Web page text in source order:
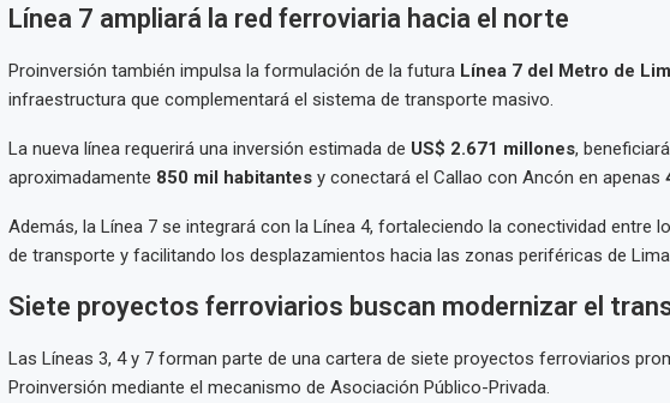
Línea 7 ampliará la red ferroviaria hacia el norte
Proinversión también impulsa la formulación de la futura Línea 7 del Metro de
infraestructura que complementará el sistema de transporte masivo.
La nueva línea requerirá una inversión estimada de US$ 2.671 millones,
aproximadamente 850 mil habitantesy conectará el Callao con Ancón en apenas
Además, la Línea 7 se integrará con la Línea 4, fortaleciendo la conectividad entre
de transporte y facilitando los desplazamientos hacia las zonas periféricas de
Siete proyectos ferroviarios buscan modernizar el
Las Líneas 3, 4 y 7 forman parte de una cartera de siete proyectos ferroviarios
Proinversión mediante el mecanismo de Asociación Público-Privada.